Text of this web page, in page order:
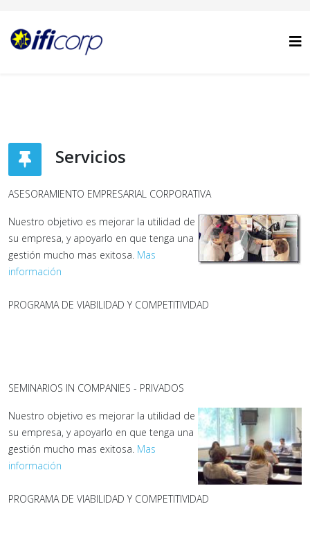
Servicios
ASESORAMIENTO EMPRESARIAL CORPORATIVA
Nuestro objetivo es mejorar la utilidad de
su empresa, y apoyarlo en que tenga una
gestión mucho mas exitosa. Mas
información
PROGRAMA DE VIABILIDAD Y COMPETITIVIDAD
SEMINARIOS IN COMPANIES - PRIVADOS
Nuestro objetivo es mejorar la utilidad de
su empresa, y apoyarlo en que tenga una
gestión mucho mas exitosa. Mas
información
PROGRAMA DE VIABILIDAD Y COMPETITIVIDAD